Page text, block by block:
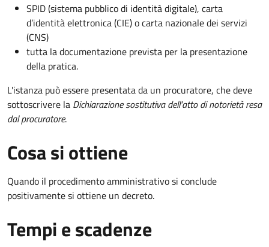
SPID (sistema pubblico di identità digitale), carta
d’identità elettronica (CIE) o carta nazionale dei servizi
(CNS)
tutta la documentazione prevista per la presentazione
della pratica.
L'istanza può essere presentata da un procuratore, che deve
sottoscrivere la Dichiarazione sostitutiva dell'atto di notorietà resa
dal procuratore.
Cosa si ottiene
Quando il procedimento amministrativo si conclude
positivamente si ottiene un decreto.
Tempi e scadenze